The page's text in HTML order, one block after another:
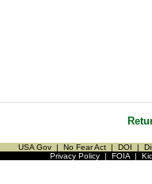
USA Gov | No Fear Act | DOI |
Privacy Policy| FOIA|